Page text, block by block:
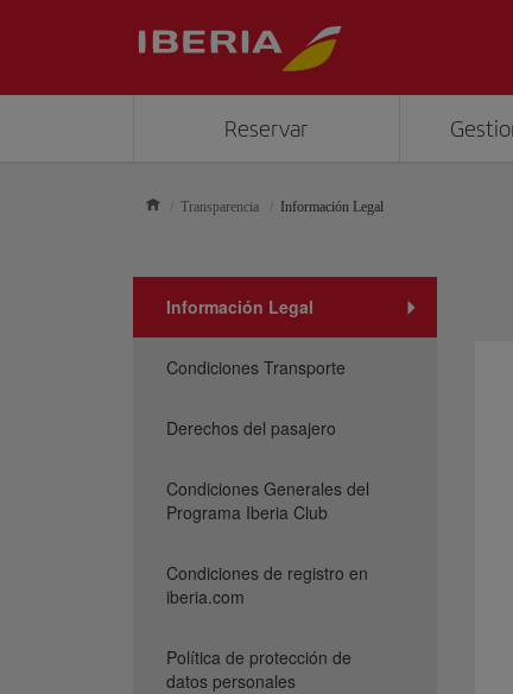
Reservar
Transparencia Información Legal
Información Legal
Condiciones Transporte
Derechos del pasajero
Condiciones Generales del
Programa Iberia Club
Condiciones de registro en
iberia.com
Política de protección de
datos personales